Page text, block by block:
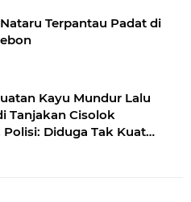
Terpantau Padat di
Kayu Mundur Lalu
Tanjakan Cisolok
Diduga Tak Kuat